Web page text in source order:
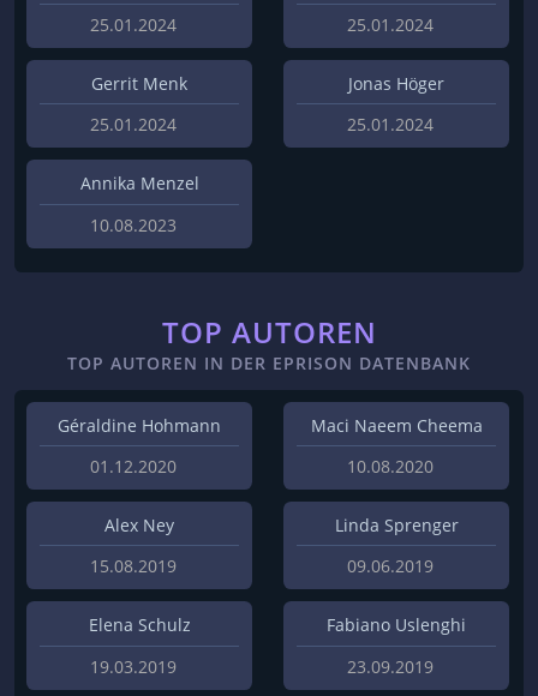
25.01.2024 25.01.2024
Gerrit Menk
25.01.2024
Jonas Höger
25.01.2024
Annika Menzel
10.08.2023
TOP AUTOREN
TOP AUTOREN IN DER EPRISON DATENBANK
Géraldine Hohmann
01.12.2020
Maci Naeem Cheema
10.08.2020
Alex Ney
15.08.2019
Linda Sprenger
09.06.2019
Elena Schulz
19.03.2019
Fabiano Uslenghi
23.09.2019